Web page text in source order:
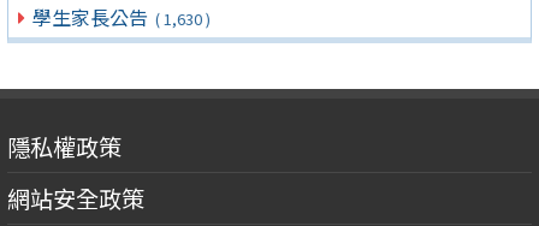
學生家長公告 ( 1,630 )
隱私權政策
網站安全政策